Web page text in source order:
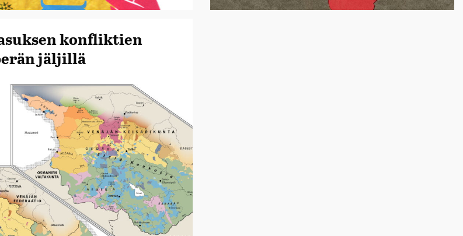
konfliktien
jäljillä